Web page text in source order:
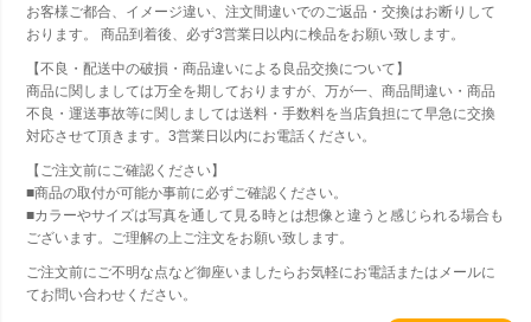
お客様ご都合、イメージ違い、注文間違いでのご返品・交換はお断りして
おります。 商品到着後、必ず3営業日以内に検品をお願い致します。
【不良・配送中の破損・商品違いによる良品交換について】
商品に関しましては万全を期しておりますが、万が一、商品間違い・商品
不良・運送事故等に関しましては送料・手数料を当店負担にて早急に交換
対応させて頂きます。3営業日以内にお電話ください。
【ご注文前にご確認ください】
■商品の取付が可能か事前に必ずご確認ください。
■カラーやサイズは写真を通して見る時とは想像と違うと感じられる場合も
ございます。ご理解の上ご注文をお願い致します。
ご注文前にご不明な点など御座いましたらお気軽にお電話またはメールに
てお問い合わせください。